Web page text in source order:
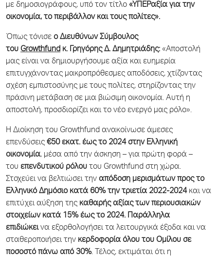
με δημοσιογράφους, υπό τον τίτλο «ΥΠΕΡαξία για την
οικονομία, το περιβάλλον και τους πολίτες».
Όπως τόνισε ο Διευθύνων Σύμβουλος
του Growthfund κ. Γρηγόρης Δ. Δημητριάδης: «Αποστολή
μας είναι να δημιουργήσουμε αξία και ευημερία
επιτυγχάνοντας μακροπρόθεσμες αποδόσεις, χτίζοντας
σχέση εμπιστοσύνης με τους πολίτες, στηρίζοντας την
πράσινη μετάβαση σε μια βιώσιμη οικονομία. Αυτή η
αποστολή, προσδιορίζει και το νέο ενεργό μας ρόλο».
Η Διοίκηση του Growthfund ανακοίνωσε άμεσες
επενδύσεις €50 εκατ. έως το 2024 στην Ελληνική
οικονομία, μέσα από την άσκηση – για πρώτη φορά –
του επενδυτικού ρόλου του Growthfund στη χώρα.
Στοχεύει να βελτιώσει την απόδοση μερισμάτων προς το
Ελληνικό Δημόσιο κατά 60% την τριετία 2022-2024 και να
επιτύχει αύξηση της καθαρής αξίας των περιουσιακών
στοιχείων κατά 15% έως το 2024. Παράλληλα
επιδιώκεινα εξορθολογήσει τα λειτουργικά έξοδα και να
σταθεροποιήσει την κερδοφορία όλου του Ομίλου σε
ποσοστό πάνω από 30%. Τέλος, εκτιμάται ότι η